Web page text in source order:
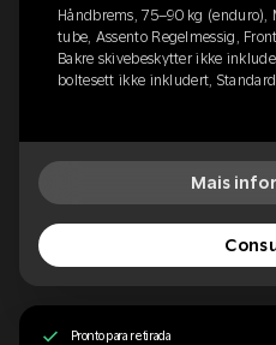
Håndbrems, 75–90 kg
tube, Assento Regelmessig,
Bakre skivebeskytter ikke
boltesett ikke inkludert,
Mais
Pronto para retirada